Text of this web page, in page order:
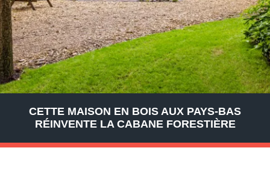
CETTE MAISON EN BOIS AUX PAYS-BAS
RÉINVENTE LA CABANE FORESTIÈRE